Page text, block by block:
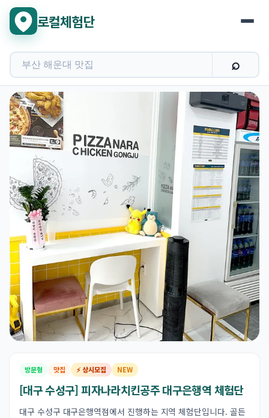
로컬체험단
방문형 맛집 ⚡ 상시모집 NEW
[대구 수성구] 피자나라치킨공주 대구은행역 체험단
대구 수성구 대구은행역점에서 진행하는 지역 체험단입니다. 골든